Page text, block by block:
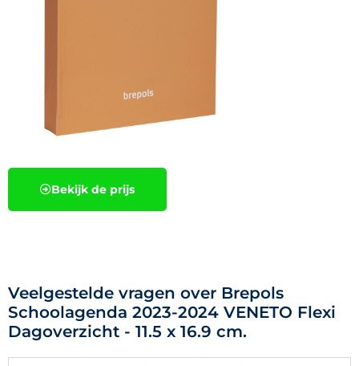
Bekijk de prijs
Veelgestelde vragen over Brepols
Schoolagenda 2023-2024 VENETO Flexi
Dagoverzicht - 11.5 x 16.9 cm.